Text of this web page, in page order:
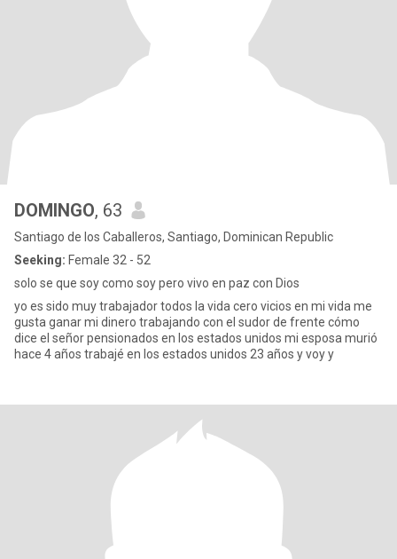
DOMINGO, 63
Santiago de los Caballeros, Santiago, Dominican Republic
Seeking: Female 32 - 52
solo se que soy como soy pero vivo en paz con Dios
yo es sido muy trabajador todos la vida cero vicios en mi vida me
gusta ganar mi dinero trabajando con el sudor de frente cómo
dice el señor pensionados en los estados unidos mi esposa murió
hace 4 años trabajé en los estados unidos 23 años y voy y